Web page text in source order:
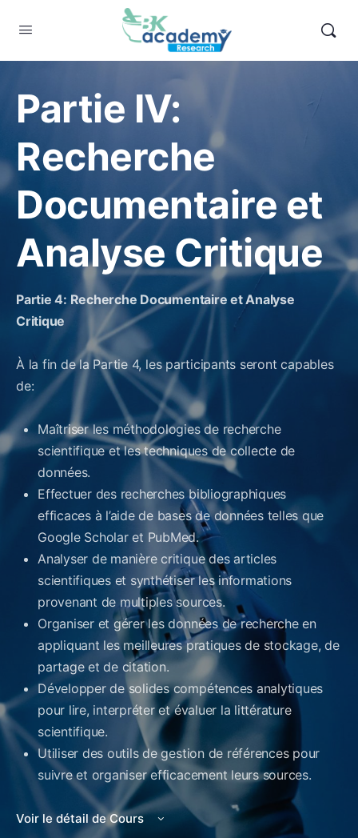
Partie IV:
Recherche
Documentaire et
Analyse Critique
Partie 4: Recherche Documentaire et Analyse
Critique
À la fin de la Partie 4, les participants seront capables
de:
Maîtriser les méthodologies de recherche
scientifique et les techniques de collecte de
données.
Effectuer des recherches bibliographiques
efficaces à l’aide de bases de données telles que
Google Scholar et PubMed.
Analyser de manière critique des articles
scientifiques et synthétiser les informations
provenant de multiples sources.
Organiser et gérer les données de recherche en
appliquant les meilleures pratiques de stockage, de
partage et de citation.
Développer de solides compétences analytiques
pour lire, interpréter et évaluer la littérature
scientifique.
Utiliser des outils de gestion de références pour
suivre et organiser efficacement leurs sources.
Voir le détail de Cours